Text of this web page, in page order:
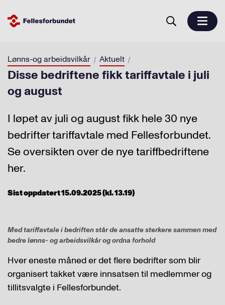
Lønns-og arbeidsvilkår Aktuelt
Disse bedriftene fikk tariffavtale i juli
og august
I løpet av juli og august fikk hele 30 nye
bedrifter tariffavtale med Fellesforbundet.
Se oversikten over de nye tariffbedriftene
her.
Sist oppdatert 15.09.2025 (kl. 13.19)
Med tariffavtale i bedriften står de ansatte sterkere sammen med
bedre lønns- og arbeidsvilkår og ordna forhold
Hver eneste måned er det flere bedrifter som blir
organisert takket være innsatsen til medlemmer og
tillitsvalgte i Fellesforbundet.